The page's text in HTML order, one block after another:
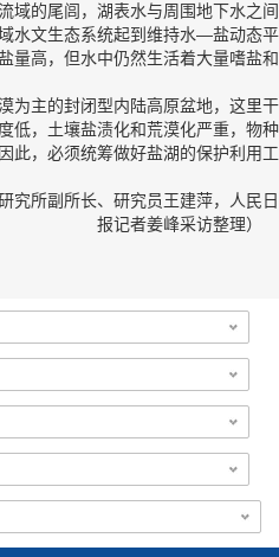
域的尾闾，湖表水与周围地下水之间
水文生态系统起到维持水—盐动态平
量高，但水中仍然生活着大量嗜盐和
主的封闭型内陆高原盆地，这里干
低，土壤盐渍化和荒漠化严重，物种
此，必须统筹做好盐湖的保护利用工
究所副所长、研究员王建萍，人民日
报记者姜峰采访整理）